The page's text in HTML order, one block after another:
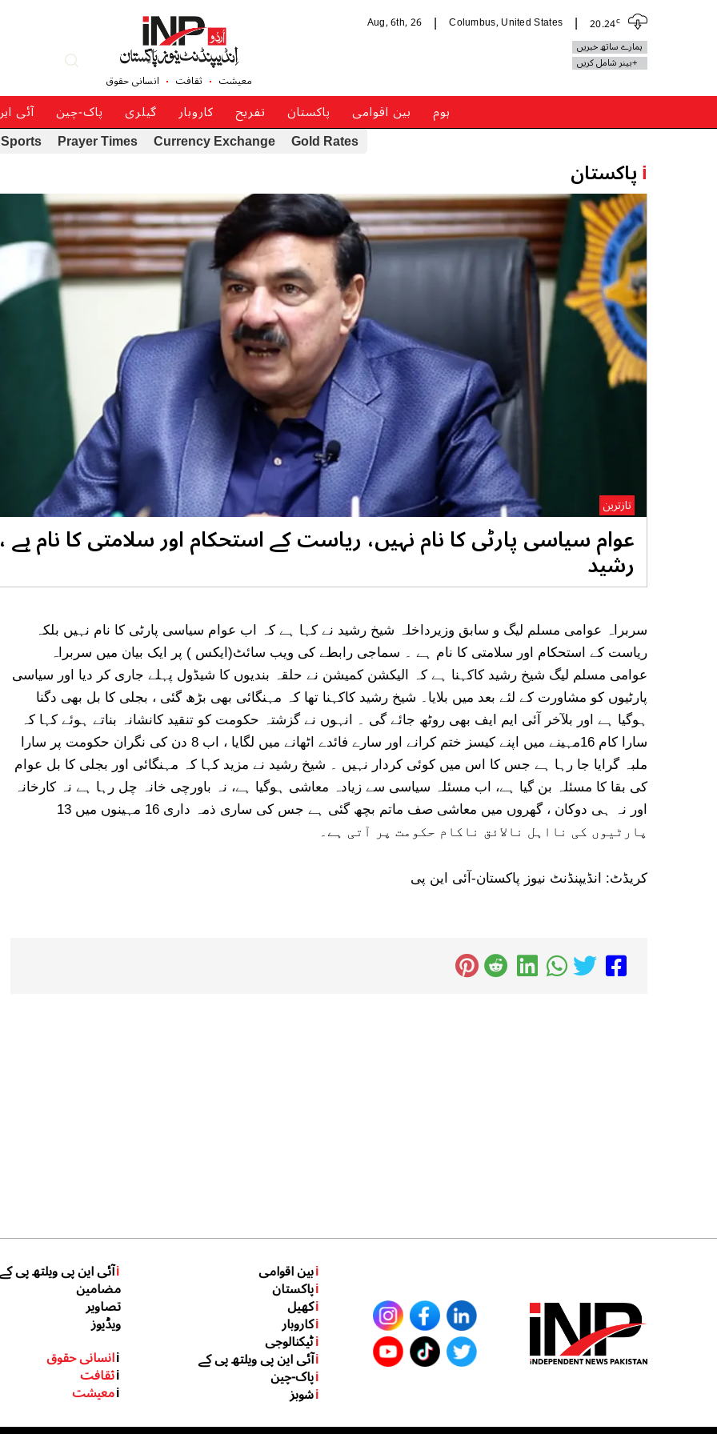
20.24c
Columbus, United States
Aug, 6th, 26
ہمارے ساتھ خبریں
+بینر شامل کریں
معیشت ثقافت انسانی حقوق
ہوم بین اقوامی پاکستان تفریح کاروبار گیلری پاک-چین آئی
Gold Rates
Currency Exchange
Prayer Times
Sports
iپاکستان
عوام سیاسی پارٹی کا نام نہیں، ریاست کے استحکام اور سلامتی کا نام
رشید
تازترین
سربراہ عوامی مسلم لیگ و سابق وزیرداخلہ شیخ رشید نے کہا ہے کہ اب عوام سیاسی پارٹی کا نام نہیں بلکہ
ریاست کے استحکام اور سلامتی کا نام ہے ۔ سماجی رابطے کی ویب سائٹ(ایکس ) پر ایک بیان میں سربراہ
عوامی مسلم لیگ شیخ رشید کاکہنا ہے کہ الیکشن کمیشن نے حلقہ بندیوں کا شیڈول پہلے جاری کر دیا اور سیاسی
پارٹیوں کو مشاورت کے لئے بعد میں بلایا۔ شیخ رشید کاکہنا تھا کہ مہنگائی بھی بڑھ گئی ، بجلی کا بل بھی دگنا
ہوگیا ہے اور بلآخر آئی ایم ایف بھی روٹھ جائے گی ۔ انہوں نے گزشتہ حکومت کو تنقید کانشانہ بناتے ہوئے کہا کہ
سارا کام 16مہینے میں اپنے کیسز ختم کرانے اور سارے فائدے اٹھانے میں لگایا ، اب 8 دن کی نگران حکومت پر سارا
ملبہ گرایا جا رہا ہے جس کا اس میں کوئی کردار نہیں ۔ شیخ رشید نے مزید کہا کہ مہنگائی اور بجلی کا بل عوام
کی بقا کا مسئلہ بن گیا ہے، اب مسئلہ سیاسی سے زیادہ معاشی ہوگیا ہے، نہ باورچی خانہ چل رہا ہے نہ کارخانہ
اور نہ ہی دوکان ، گھروں میں معاشی صف ماتم بچھ گئی ہے جس کی ساری ذمہ داری 16 مہینوں میں 13
پارٹیوں کی نااہل نالائق ناکام حکومت پر آتی ہے۔
کریڈٹ: انڈیپنڈنٹ نیوز پاکستان-آئی این پی
iبین اقوامی
iپاکستان
iکھیل
iکاروبار
iٹیکنالوجی
iآئی این پی ویلتھ پی کے
iپاک-چین
iشوبز
iآئی این پی ویلتھ پی کے
مضامین
تصاویر
ویڈیوز
iانسانی حقوق
iثقافت
iمعیشت